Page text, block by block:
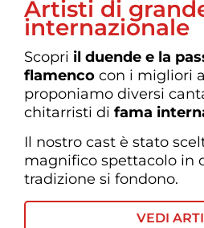
Artisti di
internazionale
Scopri il duende e la
flamenco con i migliori
proponiamo diversi
chitarristi di fama
Il nostro cast è stato
magnifico spettacolo in
tradizione si fondono.
VEDI